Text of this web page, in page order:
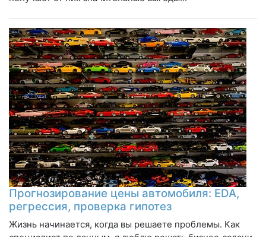
Прогнозирование цены автомобиля: EDA,
регрессия, проверка гипотез
Жизнь начинается, когда вы решаете проблемы. Как